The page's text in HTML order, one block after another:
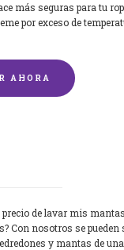
más seguras para tu
por exceso de
AHORA
precio de lavar mis
Con nosotros se pueden
y mantas de